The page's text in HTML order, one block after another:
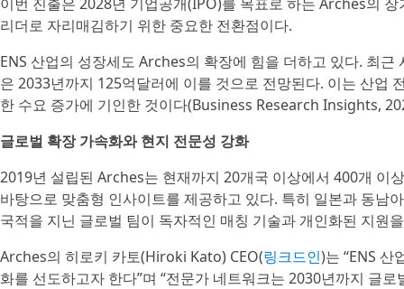
리더로 자리매김하기 위한 중요한 전환점이다.
ENS 산업의 성장세도 Arches의 확장에 힘을 더하고 있다. 최
은 2033년까지 125억달러에 이를 것으로 전망된다. 이는 산업
한 수요 증가에 기인한 것이다(Business Research Insights,
글로벌 확장 가속화와 현지 전문성 강화
2019년 설립된 Arches는 현재까지 20개국 이상에서 400개 이
바탕으로 맞춤형 인사이트를 제공하고 있다. 특히 일본과 동남
국적을 지닌 글로벌 팀이 독자적인 매칭 기술과 개인화된 지원
Arches의 히로키 카토(Hiroki Kato) CEO(링크드인)는 “ENS
화를 선도하고자 한다”며 “전문가 네트워크는 2030년까지 글